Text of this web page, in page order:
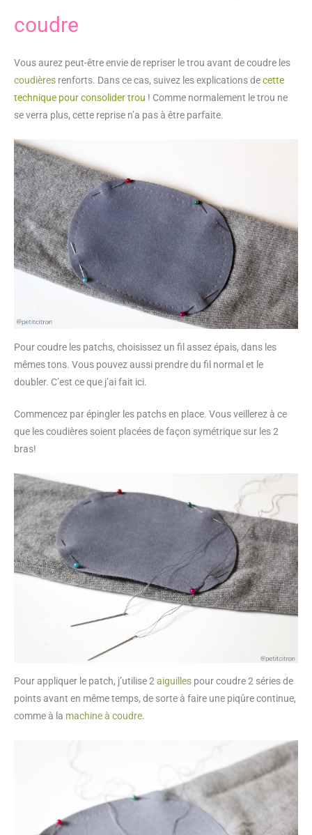
coudre
Vous aurez peut-être envie de repriser le trou avant de coudre les
coudières renforts. Dans ce cas, suivez les explications decette
technique pour consolider trou ! Comme normalement le trou ne
se verra plus, cette reprise n’a pas à être parfaite.
Pour coudre les patchs, choisissez un fil assez épais, dans les
mêmes tons. Vous pouvez aussi prendre du fil normal et le
doubler. C’est ce que j’ai fait ici.
Commencez par épingler les patchs en place. Vous veillerez à ce
que les coudières soient placées de façon symétrique sur les 2
bras!
Pour appliquer le patch, j’utilise 2 aiguilles pour coudre 2 séries de
points avant en même temps, de sorte à faire une piqûre continue,
comme à la machine à coudre.